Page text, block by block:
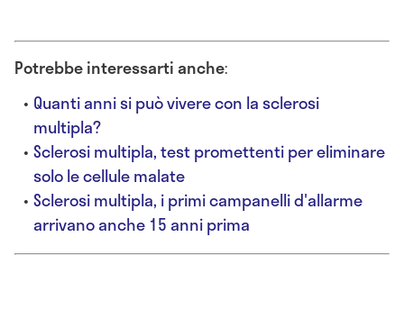
Potrebbe interessarti anche:
Quanti anni si può vivere con la sclerosi
multipla?
Sclerosi multipla, test promettenti per eliminare
solo le cellule malate
Sclerosi multipla, i primi campanelli d'allarme
arrivano anche 15 anni prima